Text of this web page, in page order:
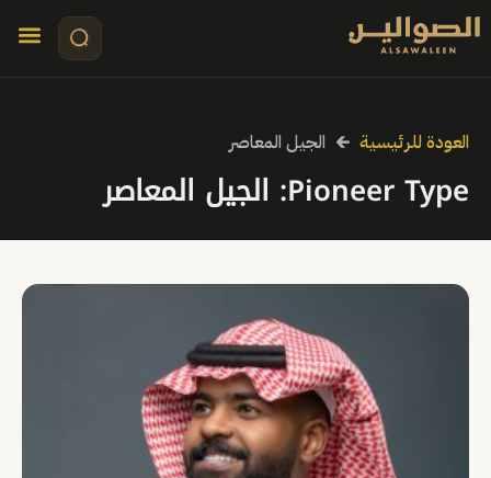
العودة للرئيسية 🡰 الجيل المعاصر
Pioneer Type: الجيل المعاصر